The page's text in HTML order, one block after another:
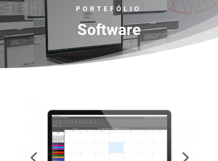
PORTEFÓLIO
Software